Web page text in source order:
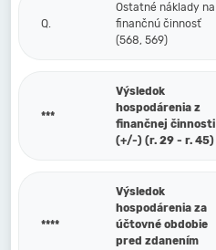
Q.
Ostatné náklady na
finančnú činnosť
(568, 569)
***
Výsledok
hospodárenia z
finančnej činnosti
(+/-) (r. 29 - r. 45)
****
Výsledok
hospodárenia za
účtovné obdobie
pred zdanením